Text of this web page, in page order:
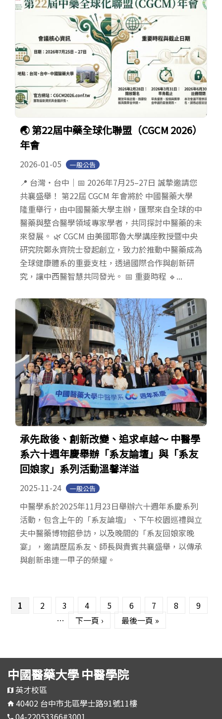
🌏 第22屆中藥全球化聯盟（CGCM 2026）
年會
2026-01-05 一般公告
📍 台灣・台中｜📅 2026年7月25–27日 誠摯邀請您
共襄盛舉！ 第22屆 CGCM 年會將於 中國醫藥大學
隆重舉行，由中國醫藥大學主辦，匯聚來自全球的中
醫藥與整合醫學領域專家學者，共同探討中醫藥的未
來發展。 🌿 CGCM 由美國耶魯大學講座教授暨中央
研究院鄭永齊院士發起創立，致力於推動中醫藥成為
全球健康體系的重要支柱，透過國際合作與創新研
究，讓中西醫智慧共同發光。 📅 重要時程 🔹...
承先啟後、創新改變、追求卓越～ 中醫學
系六十週年慶舉辦「系友論壇」與「系友
回娘家」系列活動溫馨洋溢
2025-11-24 一般公告
中醫學系於2025年11月23日舉辦六十週年系慶系列
活動，包含上午的「系友論壇」、下午校園巡禮與立
夫中醫藥博物館參訪，以及晚間的「系友回娘家晚
宴」，邀請歷屆系友、師長與貴賓共襄盛舉，以傳承
與創新串連一甲子的榮耀。
1 2 3 4 5 6 7 8
9
…
下一頁 › 最後一頁 »
中國醫藥大學 中醫學院
英才校區
40402 台中市北區學士路91號11樓
04-22053366#3001